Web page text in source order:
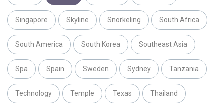
Singapore Skyline Snorkeling South Africa
South America South Korea Southeast Asia
Spa Spain Sweden Sydney Tanzania
Technology Temple Texas Thailand